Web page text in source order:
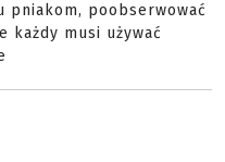
pniakom, poobserwować
musi używać